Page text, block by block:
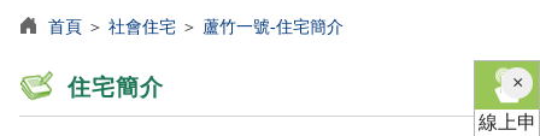
首頁 ＞ 社會住宅 ＞ 蘆竹一號-住宅簡介
住宅簡介 ×關
閉
線上申